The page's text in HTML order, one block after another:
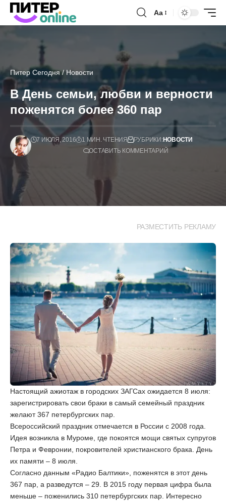
Аа
Питер Сегодня/Новости
В День семьи, любви и верности
поженятся более 360 пар
7 ИЮЛЯ, 2016 1 МИН. ЧТЕНИЯ РУБРИКИ:НОВОСТИ
ОСТАВИТЬ КОММЕНТАРИЙ
РАЗМЕСТИТЬ РЕКЛАМУ
Настоящий ажиотаж в городских ЗАГСах ожидается 8 июля:
зарегистрировать свои браки в самый семейный праздник
желают 367 петербургских пар.
Всероссийский праздник отмечается в России с 2008 года.
Идея возникла в Муроме, где покоятся мощи святых супругов
Петра и Февронии, покровителей христианского брака. День
их памяти – 8 июля.
Согласно данным «Радио Балтики», поженятся в этот день
367 пар, а разведутся – 29. В 2015 году первая цифра была
меньше – поженились 310 петербургских пар. Интересно